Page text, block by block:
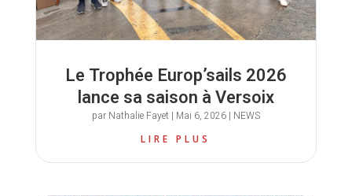
Le Trophée Europ’sails 2026
lance sa saison à Versoix
par Nathalie Fayet| Mai 6, 2026| NEWS
LIRE PLUS